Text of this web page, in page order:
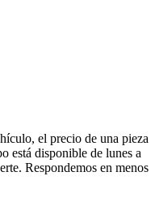
el precio de una pieza
está disponible de lunes a
Respondemos en menos